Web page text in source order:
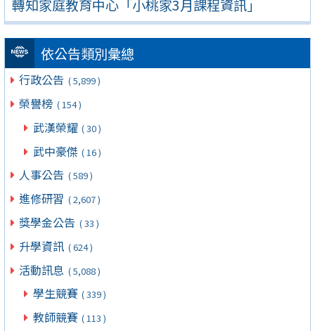
轉知家庭教育中心「小桃家3月課程資訊」
依公告類別彙總
行政公告 ( 5,899 )
榮譽榜 ( 154 )
武漢榮耀 ( 30 )
武中豪傑 ( 16 )
人事公告 ( 589 )
進修研習 ( 2,607 )
獎學金公告 ( 33 )
升學資訊 ( 624 )
活動訊息 ( 5,088 )
學生競賽 ( 339 )
教師競賽 ( 113 )